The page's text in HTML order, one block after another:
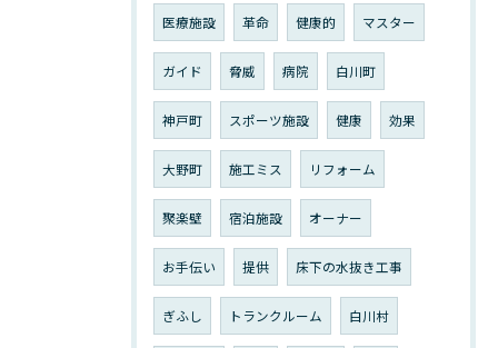
医療施設 革命 健康的 マスター
ガイド 脅威 病院 白川町
神戸町 スポーツ施設 健康 効果
大野町 施工ミス リフォーム
聚楽壁 宿泊施設 オーナー
お手伝い 提供 床下の水抜き工事
ぎふし トランクルーム 白川村